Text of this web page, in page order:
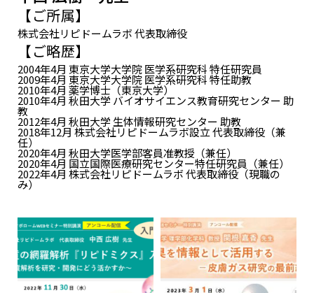
【ご所属】
株式会社リピドームラボ 代表取締役
【ご略歴】
2004年4月 東京大学大学院 医学系研究科 特任研究員
2009年4月 東京大学大学院 医学系研究科 特任助教
2010年4月 薬学博士（東京大学）
2010年4月 秋田大学 バイオサイエンス教育研究センター 助
教
2012年4月 秋田大学 生体情報研究センター 助教
2018年12月 株式会社リピドームラボ設立 代表取締役（兼
任）
2020年4月 秋田大学医学部客員准教授（兼任）
2020年4月 国立国際医療研究センター特任研究員（兼任）
2022年4月 株式会社リピドームラボ 代表取締役（現職の
み）